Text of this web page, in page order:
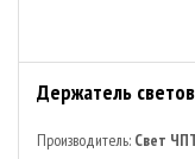
Держатель
Производитель: Свет